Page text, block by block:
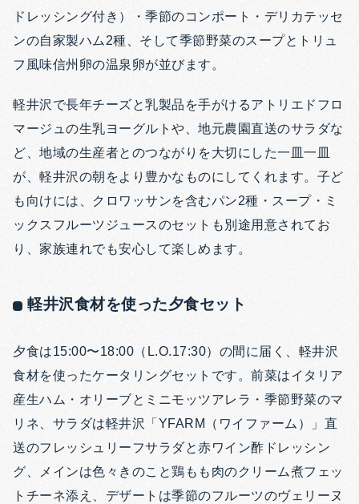
ドレッシング付き）・季節のコンポート・デリカテッセ
ンの自家製ハム2種、そして季節野菜のスープとトリュ
フ風味信州卵の温泉卵が並びます。
軽井沢で長年チーズと乳製品を手がけるアトリエドフロ
マージュの生乳ヨーグルトや、地元農園直送のサラダな
ど、地域の生産者とのつながりを大切にした一皿一皿
が、軽井沢の朝をより豊かなものにしてくれます。子ど
も向けには、クロワッサンを含むパン2種・スープ・ミ
ックスフルーツジュースのセットも別途用意されてお
り、家族連れでも安心して楽しめます。
軽井沢食材を使った夕食セット
夕食は15:00〜18:00（L.O.17:30）の間に届く、軽井沢
食材を使ったケータリングセットです。前菜はイタリア
産生ハム・オリーブとミニモッツアレラ・季節野菜のマ
リネ、サラダは軽井沢「YFARM（ワイファーム）」直
送のフレッシュリーフサラダと赤ワイン酢ドレッシン
グ、メインは色々きのこと鶏もも肉のクリーム煮フェッ
トチーネ添え、デザートは季節のフルーツのヴェリーヌ